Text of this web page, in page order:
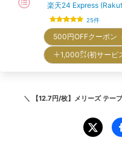
楽天24 Express
25件
500円OFFクーポン
＋1,000㌽(初サー
＼ 【12.7円/枚】メリーズ テー